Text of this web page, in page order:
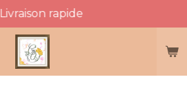
Livraison rapide